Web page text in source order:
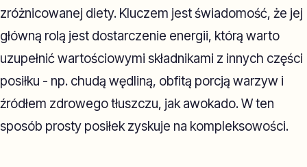
zróżnicowanej diety. Kluczem jest świadomość, że jej
główną rolą jest dostarczenie energii, którą warto
uzupełnić wartościowymi składnikami z innych części
posiłku - np. chudą wędliną, obfitą porcją warzyw i
źródłem zdrowego tłuszczu, jak awokado. W ten
sposób prosty posiłek zyskuje na kompleksowości.